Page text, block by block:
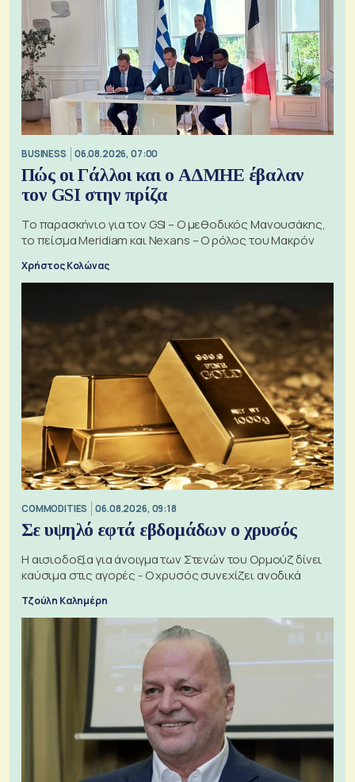
BUSINESS 06.08.2026, 07:00
Πώς οι Γάλλοι και ο ΑΔΜΗΕ έβαλαν
τον GSI στην πρίζα
Το παρασκήνιο για τον GSI – Ο μεθοδικός Μανουσάκης,
το πείσμα Meridiam και Nexans – Ο ρόλος του Μακρόν
Χρήστος Κολώνας
COMMODITIES 06.08.2026, 09:18
Σε υψηλό εφτά εβδομάδων ο χρυσός
Η αισιοδοξία για άνοιγμα των Στενών του Ορμούζ δίνει
καύσιμα στις αγορές - Ο χρυσός συνεχίζει ανοδικά
Τζούλη Καλημέρη